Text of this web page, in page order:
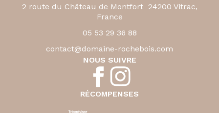
2 route du Château de Montfort 24200 Vitrac,
France
05 53 29 36 88
contact@domaine-rochebois.com
NOUS SUIVRE
RÉCOMPENSES